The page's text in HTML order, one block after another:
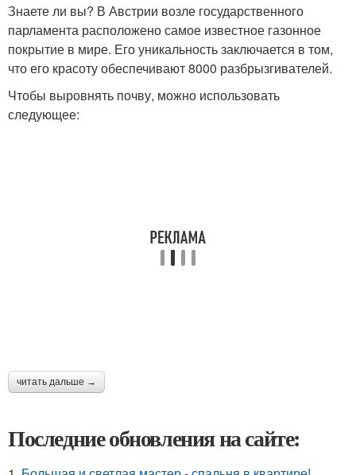
Знаете ли вы? В Австрии возле государственного
парламента расположено самое известное газонное
покрытие в мире. Его уникальность заключается в том,
что его красоту обеспечивают 8000 разбрызгивателей.
Чтобы выровнять почву, можно использовать
следующее:
читать дальше →
Последние обновления на сайте: